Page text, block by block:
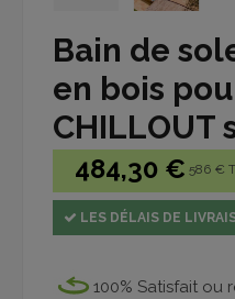
Bain de
en bois
CHILLOUT
484,30 € 586 €
LES DÉLAIS DE
100% Satisfait ou